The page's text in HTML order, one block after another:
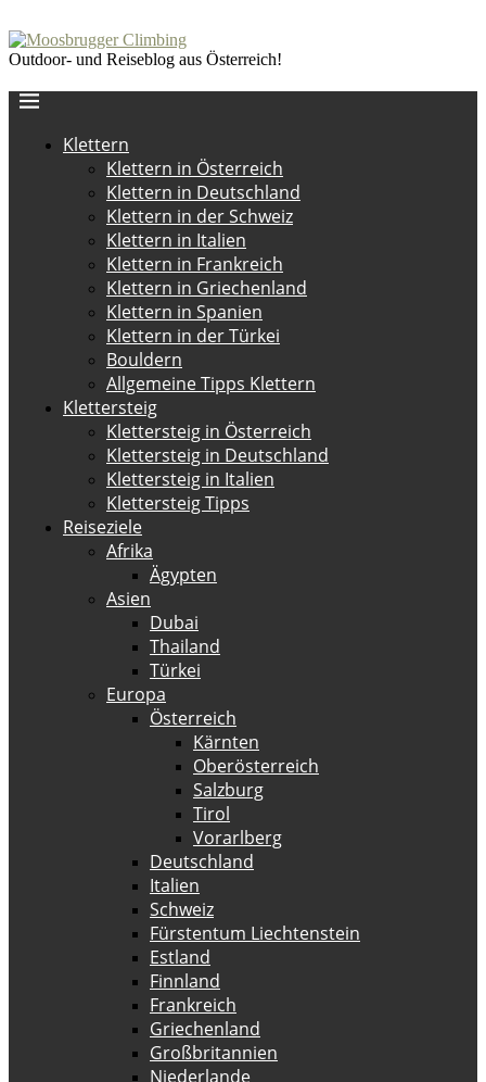
Outdoor- und Reiseblog aus Österreich!
Klettern
Klettern in Österreich
Klettern in Deutschland
Klettern in der Schweiz
Klettern in Italien
Klettern in Frankreich
Klettern in Griechenland
Klettern in Spanien
Klettern in der Türkei
Bouldern
Allgemeine Tipps Klettern
Klettersteig
Klettersteig in Österreich
Klettersteig in Deutschland
Klettersteig in Italien
Klettersteig Tipps
Reiseziele
Afrika
Ägypten
Asien
Dubai
Thailand
Türkei
Europa
Österreich
Kärnten
Oberösterreich
Salzburg
Tirol
Vorarlberg
Deutschland
Italien
Schweiz
Fürstentum Liechtenstein
Estland
Finnland
Frankreich
Griechenland
Großbritannien
Niederlande